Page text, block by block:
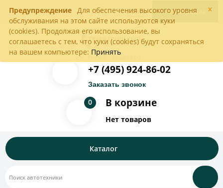
×
Предупреждение Для обеспечения высокого уровня
обслуживания на этом сайте используются куки
(cookies). Продолжая его использование, вы
соглашаетесь с тем, что куки (cookies) будут сохраняться
на вашем компьютере: Принять
Войти Регистрация
Пн-Пт с 9:00 до 18:00
+7 (495) 924-86-02
Заказать звонок
В корзине
0
Нет товаров
Каталог